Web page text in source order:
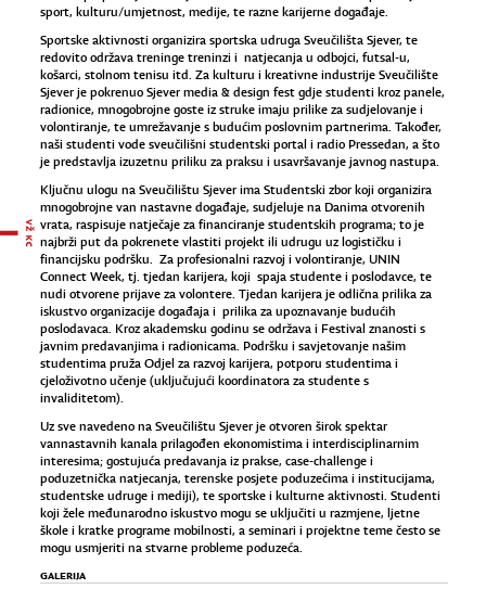
sport, kulturu/umjetnost, medije, te razne karijerne događaje.
Sportske aktivnosti organizira sportska udruga Sveučilišta Sjever, te
redovito održava treninge treninzi i natjecanja u odbojci, futsal-u,
košarci, stolnom tenisu itd. Za kulturu i kreativne industrije Sveučilište
Sjever je pokrenuo Sjever media & design fest gdje studenti kroz panele,
radionice, mnogobrojne goste iz struke imaju prilike za sudjelovanje i
volontiranje, te umrežavanje s budućim poslovnim partnerima. Također,
naši studenti vode sveučilišni studentski portal i radio Pressedan, a što
je predstavlja izuzetnu priliku za praksu i usavršavanje javnog nastupa.
Ključnu ulogu na Sveučilištu Sjever ima Studentski zbor koji organizira
mnogobrojne van nastavne događaje, sudjeluje na Danima otvorenih
vrata, raspisuje natječaje za financiranje studentskih programa; to je
najbrži put da pokrenete vlastiti projekt ili udrugu uz logističku i
financijsku podršku. Za profesionalni razvoj i volontiranje, UNIN
Connect Week, tj. tjedan karijera, koji spaja studente i poslodavce, te
nudi otvorene prijave za volontere. Tjedan karijera je odlična prilika za
iskustvo organizacije događaja i prilika za upoznavanje budućih
poslodavaca. Kroz akademsku godinu se održava i Festival znanosti s
javnim predavanjima i radionicama. Podršku i savjetovanje našim
studentima pruža Odjel za razvoj karijera, potporu studentima i
cjeloživotno učenje (uključujući koordinatora za studente s
invaliditetom).
Uz sve navedeno na Sveučilištu Sjever je otvoren širok spektar
vannastavnih kanala prilagođen ekonomistima i interdisciplinarnim
interesima; gostujuća predavanja iz prakse, case-challenge i
poduzetnička natjecanja, terenske posjete poduzećima i institucijama,
studentske udruge i mediji), te sportske i kulturne aktivnosti. Studenti
koji žele međunarodno iskustvo mogu se uključiti u razmjene, ljetne
škole i kratke programe mobilnosti, a seminari i projektne teme često se
mogu usmjeriti na stvarne probleme poduzeća.
GALERIJA